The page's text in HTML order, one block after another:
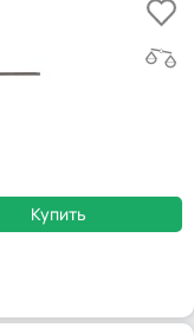
Купить